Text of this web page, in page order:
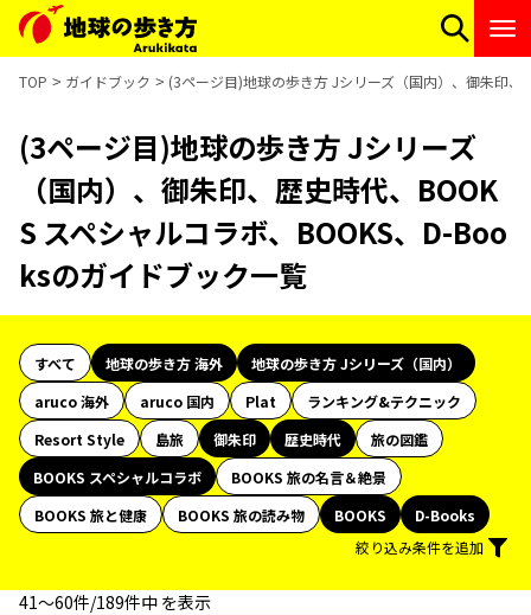
TOP ガイドブック (3ページ目)地球の歩き方 Jシリーズ（国内）、御朱印
(3ページ目)地球の歩き方 Jシリーズ
（国内）、御朱印、歴史時代、BOOK
S スペシャルコラボ、BOOKS、D-Boo
ksのガイドブック一覧
すべて 地球の歩き方 海外
地球の歩き方 Jシリーズ（国内）
aruco 海外
aruco 国内 Plat
ランキング&テクニック
Resort Style
島旅 御朱印 歴史時代
旅の図鑑
BOOKS スペシャルコラボ
BOOKS 旅の名言＆絶景
BOOKS 旅と健康
BOOKS 旅の読み物 BOOKS
D-Books
絞り込み条件を追加
41〜60件/189件中 を表示